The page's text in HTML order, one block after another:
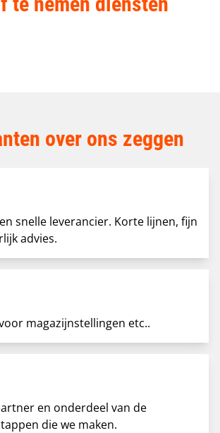
over ons zeggen
snelle leverancier. Korte lijnen, fijn
advies.
magazijnstellingen etc..
en onderdeel van de
die we maken.